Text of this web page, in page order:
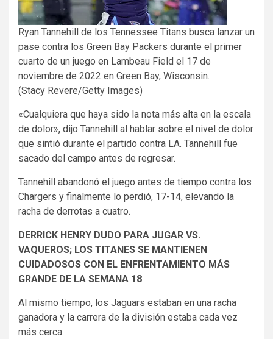
Ryan Tannehill de los Tennessee Titans busca lanzar un
pase contra los Green Bay Packers durante el primer
cuarto de un juego en Lambeau Field el 17 de
noviembre de 2022 en Green Bay, Wisconsin.
(Stacy Revere/Getty Images)
«Cualquiera que haya sido la nota más alta en la escala
de dolor», dijo Tannehill al hablar sobre el nivel de dolor
que sintió durante el partido contra LA. Tannehill fue
sacado del campo antes de regresar.
Tannehill abandonó el juego antes de tiempo contra los
Chargers y finalmente lo perdió, 17-14, elevando la
racha de derrotas a cuatro.
DERRICK HENRY DUDO PARA JUGAR VS.
VAQUEROS; LOS TITANES SE MANTIENEN
CUIDADOSOS CON EL ENFRENTAMIENTO MÁS
GRANDE DE LA SEMANA 18
Al mismo tiempo, los Jaguars estaban en una racha
ganadora y la carrera de la división estaba cada vez
más cerca.